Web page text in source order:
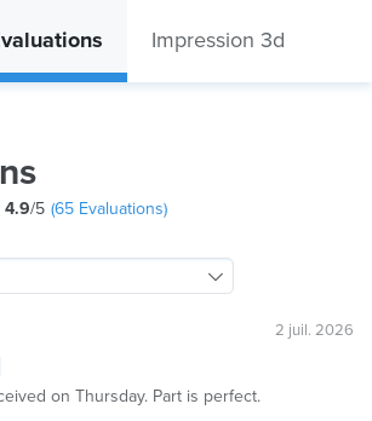
Impression 3d
4.9/5 (65 Evaluations)
2 juil. 2026
on Thursday. Part is perfect.